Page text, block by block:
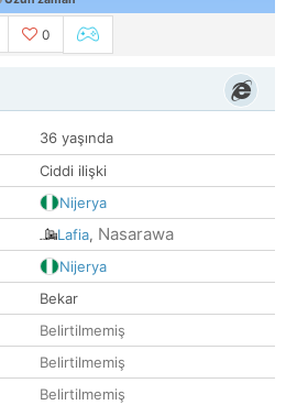
0
36 yaşında
Ciddi ilişki
Nijerya
Lafia, Nasarawa
Nijerya
Bekar
Belirtilmemiş
Belirtilmemiş
Belirtilmemiş